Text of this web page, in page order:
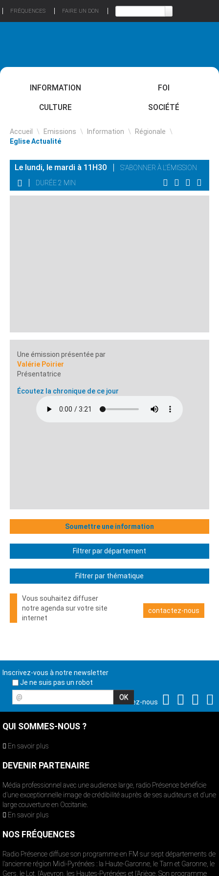
FRÉQUENCES FAIRE UN DON
INFORMATION FOI
CULTURE SOCIÉTÉ
Accueil \ Emissions \ Information \ Régionale \
Eglise Actualité
Le lundi, le mardi à 11H30
S'ABONNER À L'ÉMISSION
DURÉE 2 MIN
Une émission présentée par
Valérie Poirier
Présentatrice
Écoutez la chronique de ce jour
Soumettre une information
Filtrer par département
Filtrer par thématique
Vous souhaitez diffuser
notre agenda sur votre site
internet
contactez-nous
Inscrivez-vous à notre newsletter
Je ne suis pas un robot
@
Suivez-nous
QUI SOMMES-NOUS ?
En savoir plus
DEVENIR PARTENAIRE
Média professionnel avec une audience large, radio Présence bénéficie
d’une exceptionnelle image de crédibilité auprès de ses auditeurs et d’une
large couverture en Occitanie.
En savoir plus
NOS FRÉQUENCES
Radio Présence diffuse son programme en FM sur sept départements de
l’ancienne région Midi-Pyrénées : la Haute-Garonne, le Tarn et Garonne, le
Gers, le Lot, l’Aveyron, les Hautes-Pyrénées et l’Ariège. Son programme